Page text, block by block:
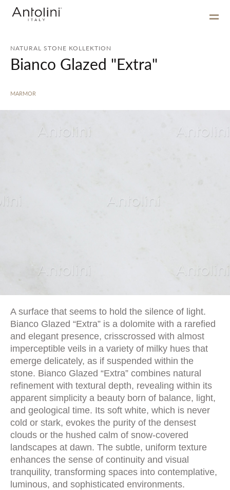
NATURAL STONE KOLLEKTION
Bianco Glazed "Extra"
MARMOR
A surface that seems to hold the silence of light.
Bianco Glazed “Extra” is a dolomite with a rarefied
and elegant presence, crisscrossed with almost
imperceptible veils in a variety of milky hues that
emerge delicately, as if suspended within the
stone. Bianco Glazed “Extra” combines natural
refinement with textural depth, revealing within its
apparent simplicity a beauty born of balance, light,
and geological time. Its soft white, which is never
cold or stark, evokes the purity of the densest
clouds or the hushed calm of snow-covered
landscapes at dawn. The subtle, uniform texture
enhances the sense of continuity and visual
tranquility, transforming spaces into contemplative,
luminous, and sophisticated environments.